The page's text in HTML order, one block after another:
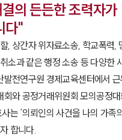
의 든든한 조력자가
다"
, 상간자 위자료소송, 학교폭력,
소과 같은 행정 소송 등 다양한
발전연구원 경제교육센터에서
회와 공정거래위원회 모의공정
는 ‘의뢰인의 사건을 나의 가족
합니다.